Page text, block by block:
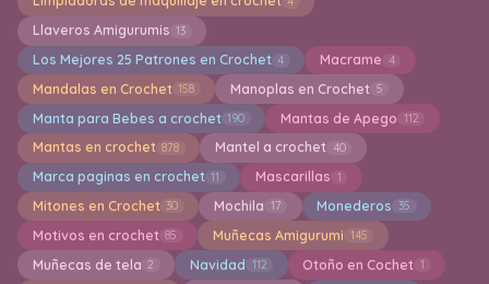
Llaveros Amigurumis 13
Los Mejores 25 Patrones en Crochet 4 Macrame 4
Mandalas en Crochet 158 Manoplas en Crochet 5
Manta para Bebes a crochet 190 Mantas de Apego 112
Mantas en crochet 878 Mantel a crochet 40
Marca paginas en crochet 11 Mascarillas 1
Mitones en Crochet 30 Mochila 17 Monederos 35
Motivos en crochet 85 Muñecas Amigurumi 145
Muñecas de tela 2 Navidad 112 Otoño en Cochet 1